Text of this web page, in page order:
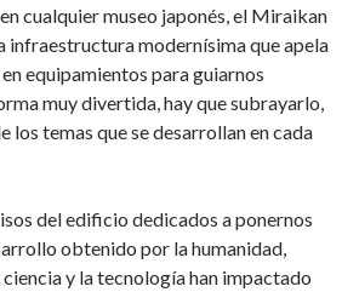
cualquier museo japonés, el Miraikan
infraestructura modernísima que apela
equipamientos para guiarnos
muy divertida, hay que subrayarlo,
los temas que se desarrollan en cada
del edificio dedicados a ponernos
obtenido por la humanidad,
y la tecnología han impactado